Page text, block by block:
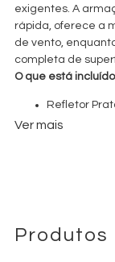
exigentes. A
rápida, oferece a
de vento,
completa de
O que está
Refletor
Difusor de
Ver mais
Produtos